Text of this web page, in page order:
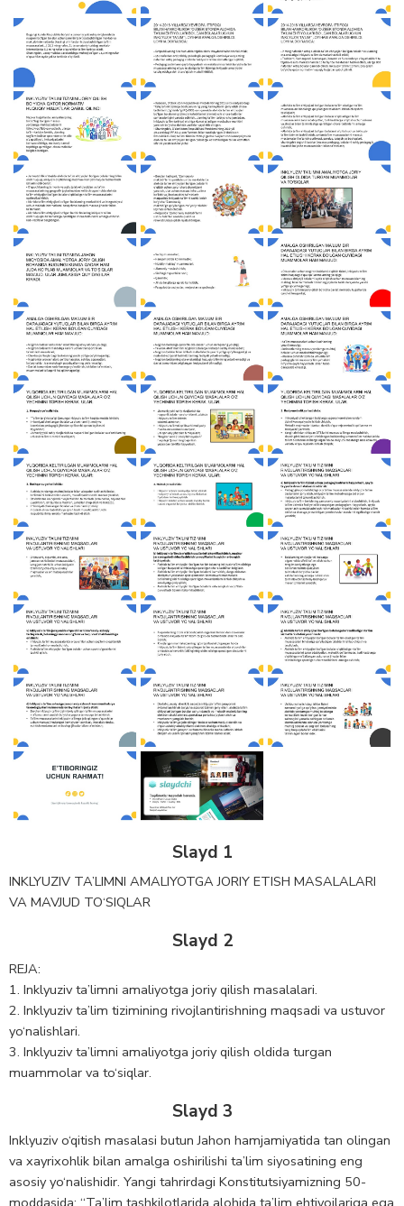
Slayd 1
INKLYUZIV TA’LIMNI AMALIYOTGA JORIY ETISH MASALALARI
VA MAVJUD TO‘SIQLAR
Slayd 2
REJA:
1. Inklyuziv ta’limni amaliyotga joriy qilish masalalari.
2. Inklyuziv ta’lim tizimining rivojlantirishning maqsadi va ustuvor
yo‘nalishlari.
3. Inklyuziv ta’limni amaliyotga joriy qilish oldida turgan
muammolar va to‘siqlar.
Slayd 3
Inklyuziv o‘qitish masalasi butun Jahon hamjamiyatida tan olingan
va xayrixohlik bilan amalga oshirilishi ta’lim siyosatining eng
asosiy yo‘nalishidir. Yangi tahrirdagi Konstitutsiyamizning 50-
moddasida: “Ta’lim tashkilotlarida alohida ta’lim ehtiyojlariga ega